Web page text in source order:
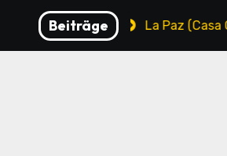
Inhalten
springen
BeiträgeLa Paz (Casa Oasis